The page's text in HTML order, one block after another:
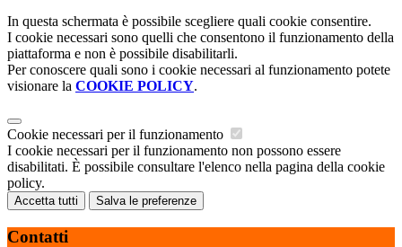
In questa schermata è possibile scegliere quali cookie consentire.
I cookie necessari sono quelli che consentono il funzionamento della
piattaforma e non è possibile disabilitarli.
Per conoscere quali sono i cookie necessari al funzionamento potete
visionare la COOKIE POLICY.
Cookie necessari per il funzionamento
I cookie necessari per il funzionamento non possono essere
disabilitati. È possibile consultare l'elenco nella pagina della cookie
policy.
Accetta tutti Salva le preferenze
Contatti